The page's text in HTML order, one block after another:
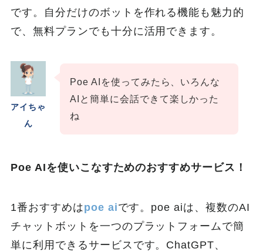
です。自分だけのボットを作れる機能も魅力的
で、無料プランでも十分に活用できます。
アイちゃ
ん
Poe AIを使ってみたら、いろんな
AIと簡単に会話できて楽しかった
ね
Poe AIを使いこなすためのおすすめサービス！
1番おすすめはpoe aiです。poe aiは、複数のAI
チャットボットを一つのプラットフォームで簡
単に利用できるサービスです。ChatGPT、